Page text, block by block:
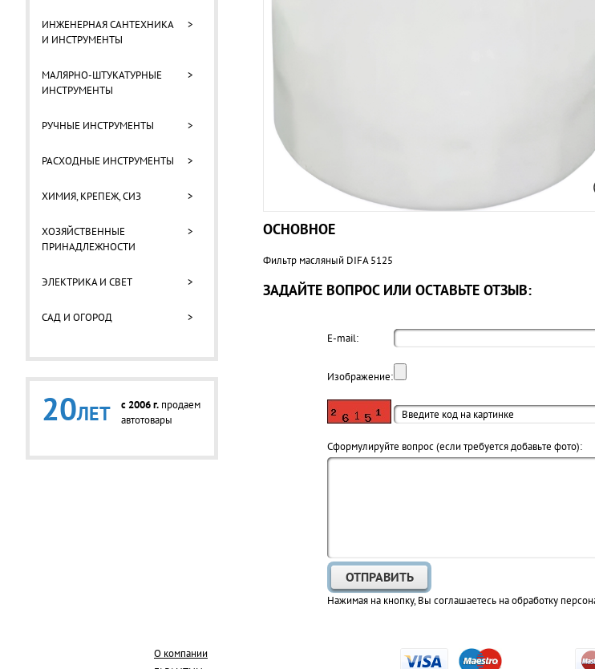
ИНЖЕНЕРНАЯ САНТЕХНИКА
И ИНСТРУМЕНТЫ
>
МАЛЯРНО-ШТУКАТУРНЫЕ
ИНСТРУМЕНТЫ
>
РУЧНЫЕ ИНСТРУМЕНТЫ >
РАСХОДНЫЕ ИНСТРУМЕНТЫ >
ХИМИЯ, КРЕПЕЖ, СИЗ >
ХОЗЯЙСТВЕННЫЕ
ПРИНАДЛЕЖНОСТИ
>
ЭЛЕКТРИКА И СВЕТ >
САД И ОГОРОД >
20ЛЕТ c 2006 г. продаем
автотовары
ОСНОВНОЕ
Фильтр масляный DIFA 5125
ЗАДАЙТЕ ВОПРОС ИЛИ ОСТАВЬТЕ ОТЗЫВ:
E-mail:
Изображение:
Cформулируйте вопрос (если требуется добавьте фото):
Нажимая на кнопку, Вы соглашаетесь на обработку
О компании